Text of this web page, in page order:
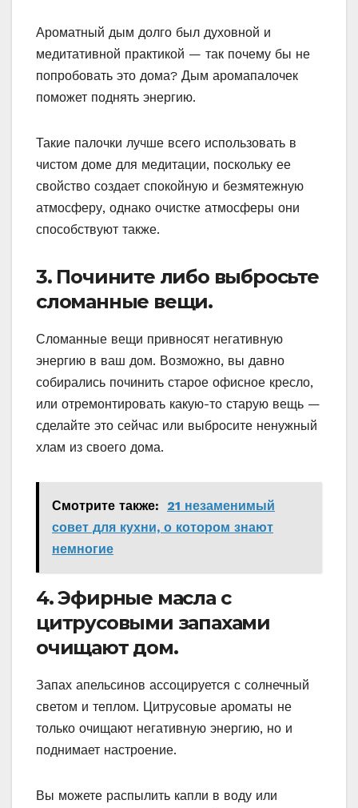
Ароматный дым долго был духовной и
медитативной практикой — так почему бы не
попробовать это дома? Дым аромапалочек
поможет поднять энергию.
Такие палочки лучше всего использовать в
чистом доме для медитации, поскольку ее
свойство создает спокойную и безмятежную
атмосферу, однако очистке атмосферы они
способствуют также.
3. Почините либо выбросьте
сломанные вещи.
Сломанные вещи привносят негативную
энергию в ваш дом. Возможно, вы давно
собирались починить старое офисное кресло,
или отремонтировать какую-то старую вещь —
сделайте это сейчас или выбросите ненужный
хлам из своего дома.
Смотрите также:
21 незаменимый
совет для кухни, о котором знают
немногие
4. Эфирные масла с
цитрусовыми запахами
очищают дом.
Запах апельсинов ассоцируется с солнечный
светом и теплом. Цитрусовые ароматы не
только очищают негативную энергию, но и
поднимает настроение.
Вы можете распылить капли в воду или